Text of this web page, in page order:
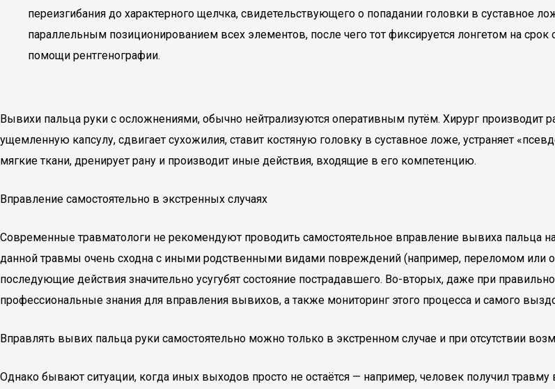
переизгибания до характерного щелчка, свидетельствующего о попадании головки в
параллельным позиционированием всех элементов, после чего тот фиксируется лонгетом на
помощи рентгенографии.
Вывихи пальца руки с осложнениями, обычно нейтрализуются оперативным путём. Хирург производит
ущемленную капсулу, сдвигает сухожилия, ставит костяную головку в суставное ложе, устраняет
мягкие ткани, дренирует рану и производит иные действия, входящие в его компетенцию.
Вправление самостоятельно в экстренных случаях
Современные травматологи не рекомендуют проводить самостоятельное вправление вывиха пальца
данной травмы очень сходна с иными родственными видами повреждений (например, переломом или
последующие действия значительно усугубят состояние пострадавшего. Во-вторых, даже при
профессиональные знания для вправления вывихов, а также мониторинг этого процесса и самого
Вправлять вывих пальца руки самостоятельно можно только в экстренном случае и при отсутствии
Однако бывают ситуации, когда иных выходов просто не остаётся — например, человек получил